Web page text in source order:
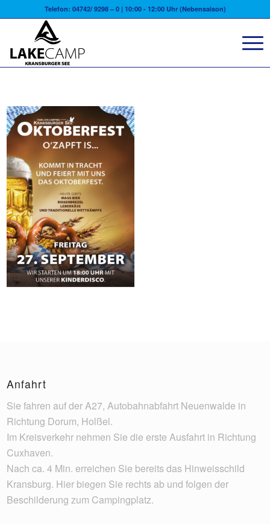
Telefon: 04742/ 9298 – 0 | 10:00 - 12:00 Uhr (Nebensaison)
Anfahrt
Sie fahren auf der A27, Autobahnabfahrt Neuenwalde in
Richtung Dorum, Holßel.
Im Kreisverkehr nehmen Sie die erste Ausfahrt in Richtung
Cuxhaven.
Nach ca. 4 Min. erreichen Sie bereits das Hinweisschild
Kransburg. Hier biegen Sie rechts ab und folgen der
Beschilderung zum Campingplatz.